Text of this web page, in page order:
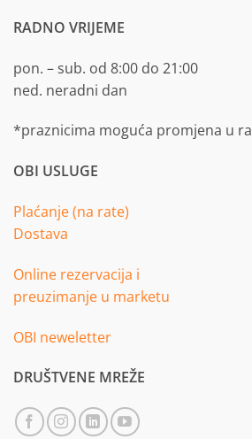
RADNO VRIJEME
pon. – sub. od 8:00 do 21:00
ned. neradni dan
*praznicima moguća promjena u
OBI USLUGE
Plaćanje (na rate)
Dostava
Online rezervacija i
preuzimanje u marketu
OBI neweletter
DRUŠTVENE MREŽE